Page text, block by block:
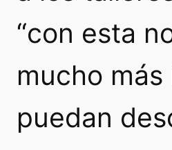
“con esta
mucho
puedan